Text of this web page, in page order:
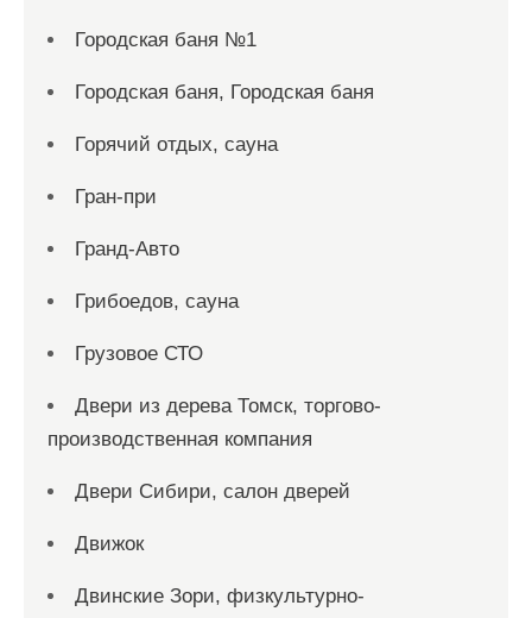
Городская баня №1
Городская баня, Городская баня
Горячий отдых, сауна
Гран-при
Гранд-Авто
Грибоедов, сауна
Грузовое СТО
Двери из дерева Томск, торгово-
производственная компания
Двери Сибири, салон дверей
Движок
Двинские Зори, физкультурно-